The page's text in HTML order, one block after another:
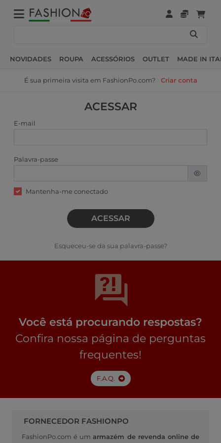
NOVIDADES ROUPA ACESSÓRIOS OUTLET MADE IN
É sua primeira visita em FashionPo.com? Criar conta
ACESSAR
E-mail
Palavra-passe
Mantenha-me conectado
ACESSAR
Esqueceu-se da sua palavra-passe?
Você está procurando respostas?
Confira nossa página de perguntas
frequentes!
F.A.Q.
FORNECEDOR FASHIONPO
FashionPo.com é umarmazém de revenda online de